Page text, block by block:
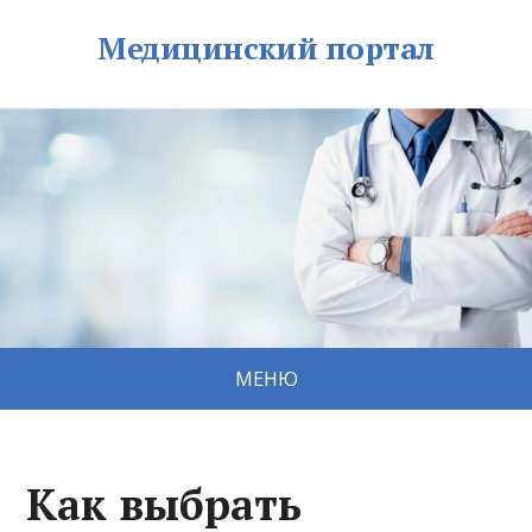
Медицинский портал
МЕНЮ
Как выбрать